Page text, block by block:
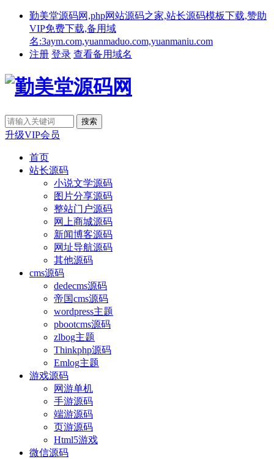
勤美堂源码网,php网站源码之家,站长源码模板下载,赞助
VIP免费下载,备用域
名:3aym.com,yuanmaduo.com,yuanmaniu.com
注册 登录 查看备用域名
升级VIP会员
首页
站长源码
小说文学源码
图片分享源码
整站门户源码
网上商城源码
新闻博客源码
网址导航源码
其他源码
cms源码
dedecms源码
帝国cms源码
wordpress主题
pbootcms源码
zlbog主题
Thinkphp源码
Emlog主题
游戏源码
网游单机
手游源码
端游源码
页游源码
Html5游戏
微信源码